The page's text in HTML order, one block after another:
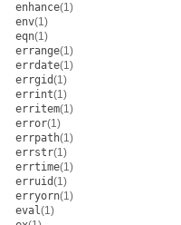
enhance(1)
env(1)
eqn(1)
errange(1)
errdate(1)
errgid(1)
errint(1)
erritem(1)
error(1)
errpath(1)
errstr(1)
errtime(1)
erruid(1)
erryorn(1)
eval(1)